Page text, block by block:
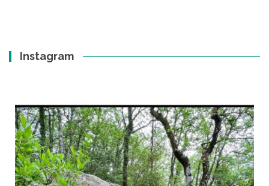
Instagram